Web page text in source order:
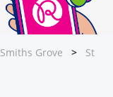
Smiths Grove
St